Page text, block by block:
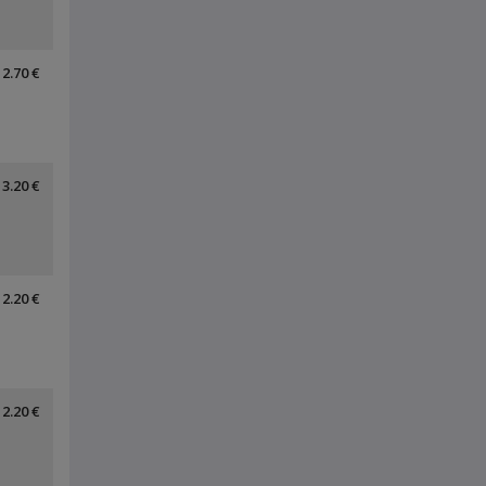
2.70 €
3.20 €
2.20 €
2.20 €